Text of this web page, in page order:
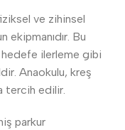
ve zihinsel
Bu
ilerleme gibi
Anaokulu, kreş
tercih edilir.
parkur